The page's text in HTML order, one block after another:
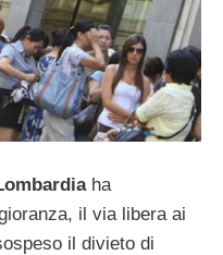
ha
il via libera ai
il divieto di